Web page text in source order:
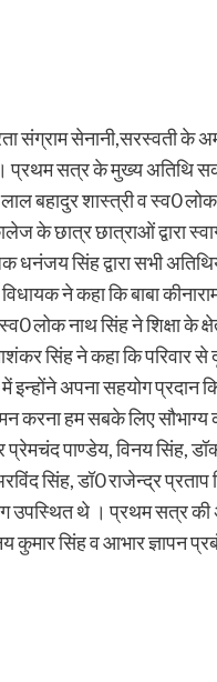
संग्राम सेनानी,सरस्वती के
। प्रथम सत्र के मुख्य अतिथि
लाल बहादुर शास्त्री व स्व0
के छात्र छात्राओं द्वारा
सिंह द्वारा सभी
ने कहा कि बाबा
लोक नाथ सिंह ने शिक्षा के
सिंह ने कहा कि परिवार
अपना सहयोग प्रदान
हम सबके लिए सौभाग्य
पाण्डेय, विनय सिंह,
सिंह, डॉ0 राजेन्द्र प्रताप
थे । प्रथम सत्र की
कुमार सिंह व आभार ज्ञापन